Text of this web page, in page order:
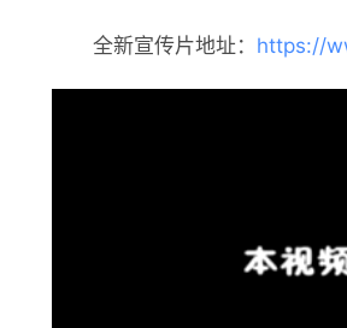
全新宣传片地址： https://